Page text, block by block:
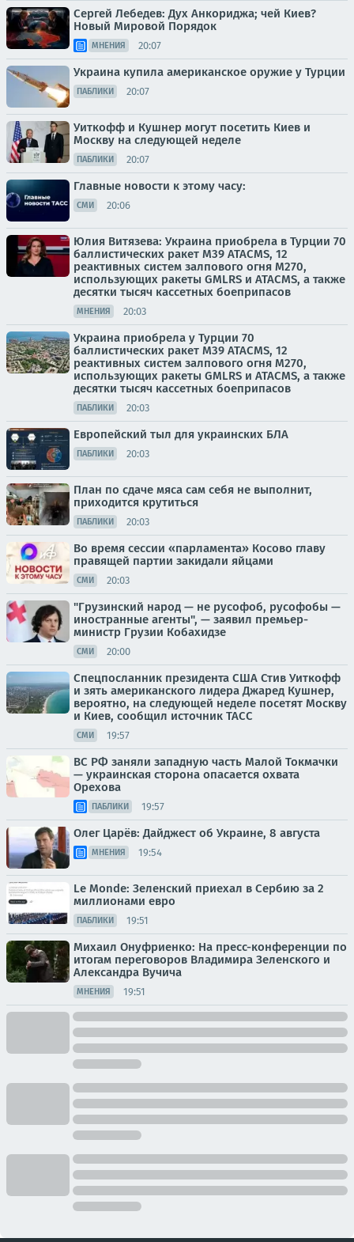
Сергей Лебедев: Дух Анкориджа; чей Киев?
Новый Мировой Порядок
МНЕНИЯ 20:07
Украина купила американское оружие у Турции
ПАБЛИКИ 20:07
Уиткофф и Кушнер могут посетить Киев и
Москву на следующей неделе
ПАБЛИКИ 20:07
Главные новости к этому часу:
СМИ 20:06
Юлия Витязева: Украина приобрела в Турции 70
баллистических ракет M39 ATACMS, 12
реактивных систем залпового огня M270,
использующих ракеты GMLRS и ATACMS, а также
десятки тысяч кассетных боеприпасов
МНЕНИЯ 20:03
Украина приобрела у Турции 70
баллистических ракет M39 ATACMS, 12
реактивных систем залпового огня M270,
использующих ракеты GMLRS и ATACMS, а также
десятки тысяч кассетных боеприпасов
ПАБЛИКИ 20:03
Европейский тыл для украинских БЛА
ПАБЛИКИ 20:03
План по сдаче мяса сам себя не выполнит,
приходится крутиться
ПАБЛИКИ 20:03
Во время сессии «парламента» Косово главу
правящей партии закидали яйцами
СМИ 20:03
"Грузинский народ — не русофоб, русофобы —
иностранные агенты", — заявил премьер-
министр Грузии Кобахидзе
СМИ 20:00
Спецпосланник президента США Стив Уиткофф
и зять американского лидера Джаред Кушнер,
вероятно, на следующей неделе посетят Москву
и Киев, сообщил источник ТАСС
СМИ 19:57
ВС РФ заняли западную часть Малой Токмачки
— украинская сторона опасается охвата
Орехова
ПАБЛИКИ 19:57
Олег Царёв: Дайджест об Украине, 8 августа
МНЕНИЯ 19:54
Le Monde: Зеленский приехал в Сербию за 2
миллионами евро
ПАБЛИКИ 19:51
Михаил Онуфриенко: На пресс-конференции по
итогам переговоров Владимира Зеленского и
Александра Вучича
МНЕНИЯ 19:51